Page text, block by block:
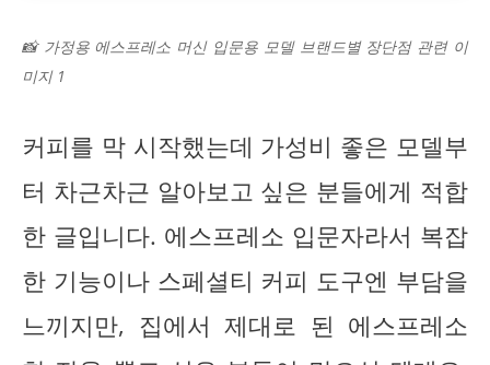
📸 가정용 에스프레소 머신 입문용 모델 브랜드별 장단점 관련 이
미지 1
커피를 막 시작했는데 가성비 좋은 모델부
터 차근차근 알아보고 싶은 분들에게 적합
한 글입니다. 에스프레소 입문자라서 복잡
한 기능이나 스페셜티 커피 도구엔 부담을
느끼지만, 집에서 제대로 된 에스프레소